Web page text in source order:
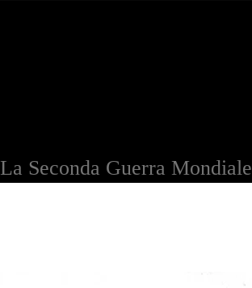
La Seconda Guerra Mondiale